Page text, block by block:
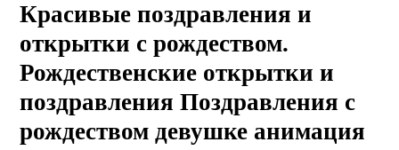
Красивые поздравления и
открытки с рождеством.
Рождественские открытки и
поздравления Поздравления с
рождеством девушке анимация